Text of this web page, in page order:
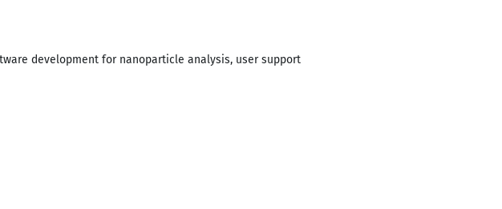
development for nanoparticle analysis, user support